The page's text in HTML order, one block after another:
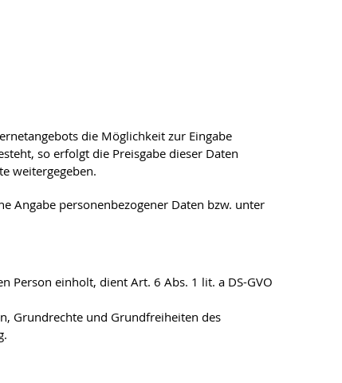
die Möglichkeit zur Eingabe
so erfolgt die Preisgabe dieser Daten
weitergegeben.
Angabe personenbezogener Daten bzw. unter
Person einholt, dient Art. 6 Abs. 1 lit. a DS-GVO
Grundrechte und Grundfreiheiten des